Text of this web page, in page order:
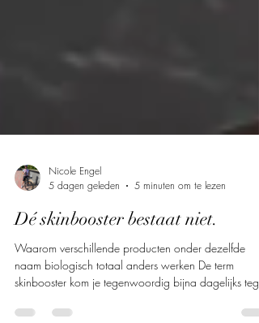
5 dagen geleden
5 minuten om te lezen
Dé skinbooster bestaat niet.
Waarom verschillende producten onder dezelfde
skinbooster kom je tegenwoordig bijna dagelijks